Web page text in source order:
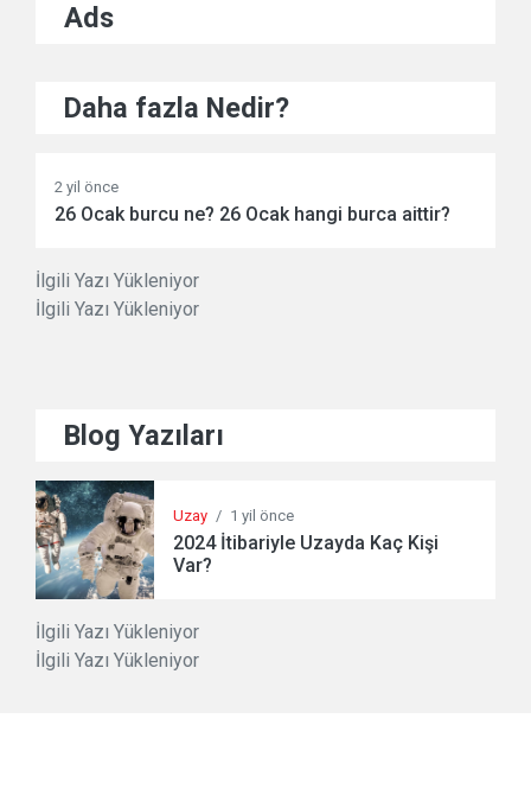
Ads
Daha fazla Nedir?
2 yil önce
26 Ocak burcu ne? 26 Ocak hangi burca aittir?
İlgili Yazı Yükleniyor
İlgili Yazı Yükleniyor
Blog Yazıları
Uzay / 1 yil önce
2024 İtibariyle Uzayda Kaç Kişi
Var?
İlgili Yazı Yükleniyor
İlgili Yazı Yükleniyor